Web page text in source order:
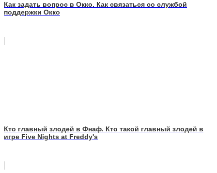
Как задать вопрос в Окко. Как связаться со службой
поддержки Окко
Кто главный злодей в Фнаф. Кто такой главный злодей в
игре Five Nights at Freddy's